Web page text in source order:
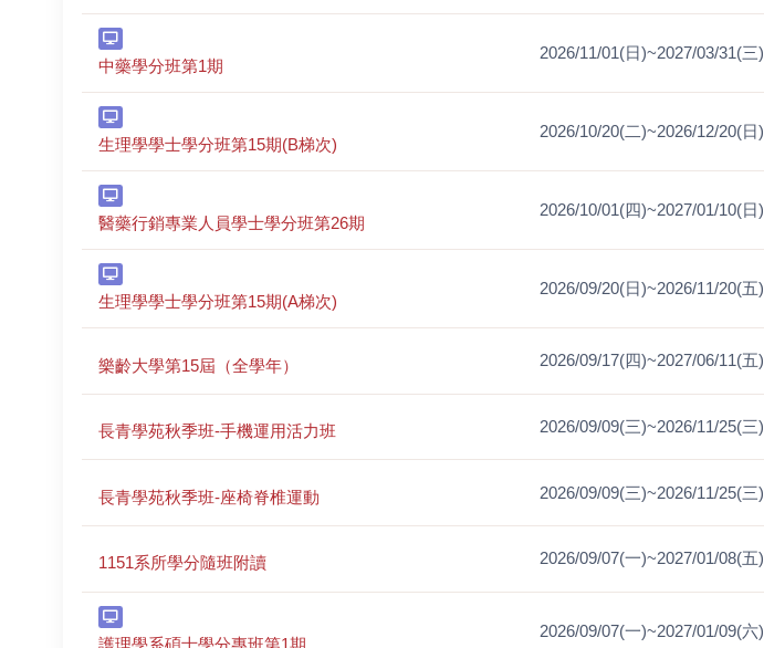
中藥學分班第1期
2026/11/01(日)~2027/03/31(三)
生理學學士學分班第15期(B梯次)
2026/10/20(二)~2026/12/20(日)
醫藥行銷專業人員學士學分班第26期
2026/10/01(四)~2027/01/10(日)
生理學學士學分班第15期(A梯次)
2026/09/20(日)~2026/11/20(五)
樂齡大學第15屆（全學年） 2026/09/17(四)~2027/06/11(五)
長青學苑秋季班-手機運用活力班 2026/09/09(三)~2026/11/25(三)
長青學苑秋季班-座椅脊椎運動 2026/09/09(三)~2026/11/25(三)
1151系所學分隨班附讀 2026/09/07(一)~2027/01/08(五)
護理學系碩士學分專班第1期
2026/09/07(一)~2027/01/09(六)